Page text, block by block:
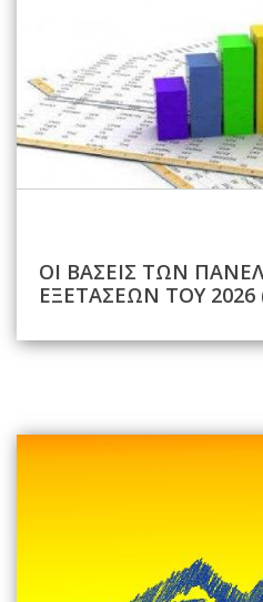
ΟΙ ΒΑΣΕΙΣ ΤΩΝ
ΕΞΕΤΑΣΕΩΝ ΤΟΥ 2026